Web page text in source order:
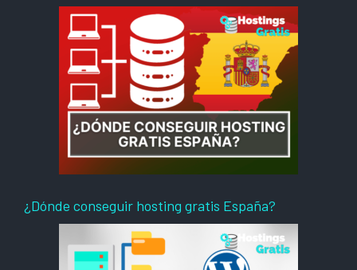
¿Dónde conseguir hosting gratis España?